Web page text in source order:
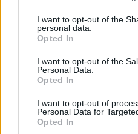
I want to opt-out of the
personal data.
Opted In
I want to opt-out of the
Personal Data.
Opted In
I want to opt-out of
Personal Data for
Opted In
urensede gulrøtter.
Er du ikke fullt så glad i
oppskriften på glasuren.
Kaken er kjempefin å fryse,
Ostekremen gjør kaken litt
Jeg pleier å dele kaken
kakestykkene i kjøleskapet